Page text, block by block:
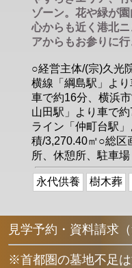
ゾーン。花や緑が
心からも近く港北
アからもお参りに
○経営主体/(宗)久光
横線「綱島駅」よ
車で約16分、横浜
山田駅」より車で
ライン「仲町台駅
積/3,270.40㎡○総区
所、休憩所、駐車場
永代供養 樹木葬
見学予約・資料請求（
※首都圏の墓地不足